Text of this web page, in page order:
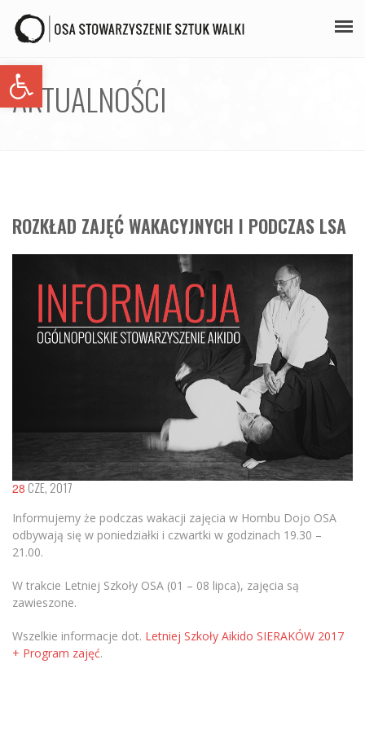
Open toolbar
ZAPISY
KONTAKT
AKTUALNOŚCI
ROZKŁAD ZAJĘĆ WAKACYJNYCH I PODCZAS LSA
28 CZE, 2017
Informujemy że podczas wakacji zajęcia w Hombu Dojo OSA
odbywają się w poniedziałki i czwartki w godzinach 19.30 –
21.00.
W trakcie Letniej Szkoły OSA (01 – 08 lipca), zajęcia są
zawieszone.
Wszelkie informacje dot. Letniej Szkoły Aikido SIERAKÓW 2017
+ Program zajęć.